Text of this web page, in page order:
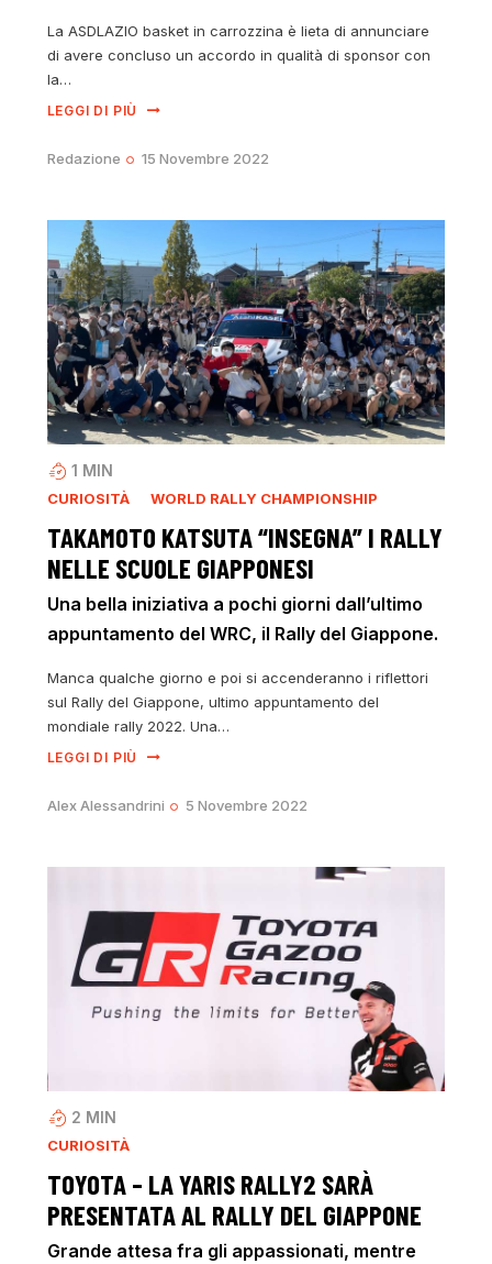
La ASDLAZIO basket in carrozzina è lieta di annunciare
di avere concluso un accordo in qualità di sponsor con
la…
LEGGI DI PIÙ
Redazione 15 Novembre 2022
1 MIN
CURIOSITÀ WORLD RALLY CHAMPIONSHIP
TAKAMOTO KATSUTA “INSEGNA” I RALLY
NELLE SCUOLE GIAPPONESI
Una bella iniziativa a pochi giorni dall’ultimo
appuntamento del WRC, il Rally del Giappone.
Manca qualche giorno e poi si accenderanno i riflettori
sul Rally del Giappone, ultimo appuntamento del
mondiale rally 2022. Una…
LEGGI DI PIÙ
Alex Alessandrini 5 Novembre 2022
2 MIN
CURIOSITÀ
TOYOTA – LA YARIS RALLY2 SARÀ
PRESENTATA AL RALLY DEL GIAPPONE
Grande attesa fra gli appassionati, mentre